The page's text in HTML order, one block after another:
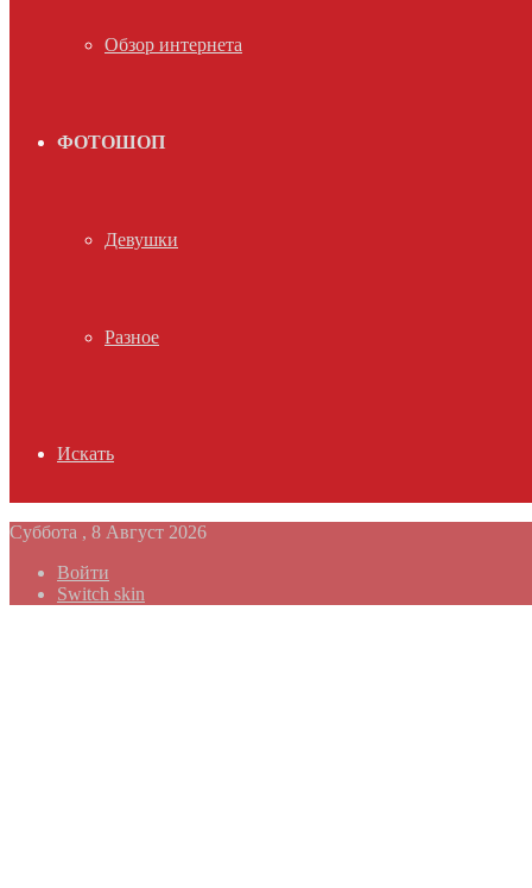
Обзор интернета
ФОТОШОП
Девушки
Разное
Искать
Суббота , 8 Август 2026
Войти
Switch skin